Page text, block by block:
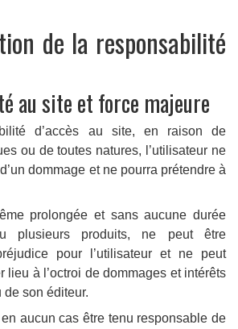
de la responsabilité
au site et force majeure
d’accès au site, en raison de
ou de toutes natures, l’utilisateur ne
dommage et ne pourra prétendre à
prolongée et sans aucune durée
plusieurs produits, ne peut être
pour l’utilisateur et ne peut
lieu à l’octroi de dommages et intérêts
de son éditeur.
en aucun cas être tenu responsable de